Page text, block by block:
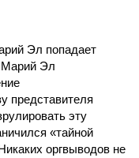
Эл попадает
Марий Эл
представителя
эту
«тайной
оргвыводов не